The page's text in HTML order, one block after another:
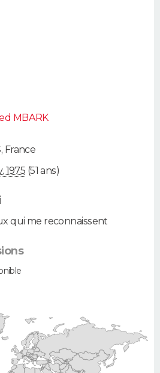
MBARK
, France
1975 (51 ans)
qui me reconnaissent